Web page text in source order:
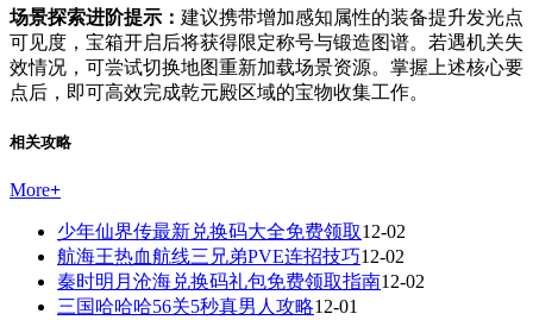
场景探索进阶提示： 建议携带增加感知属性的装备提升发光点
可见度，宝箱开启后将获得限定称号与锻造图谱。若遇机关失
效情况，可尝试切换地图重新加载场景资源。掌握上述核心要
点后，即可高效完成乾元殿区域的宝物收集工作。
相关攻略
More+
少年仙界传最新兑换码大全免费领取12-02
航海王热血航线三兄弟PVE连招技巧12-02
秦时明月沧海兑换码礼包免费领取指南12-02
三国哈哈哈56关5秒真男人攻略12-01